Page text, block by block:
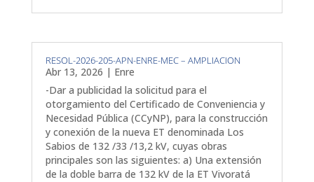
RESOL-2026-205-APN-ENRE-MEC – AMPLIACION
Abr 13, 2026 | Enre
-Dar a publicidad la solicitud para el
otorgamiento del Certificado de Conveniencia y
Necesidad Pública (CCyNP), para la construcción
y conexión de la nueva ET denominada Los
Sabios de 132 /33 /13,2 kV, cuyas obras
principales son las siguientes: a) Una extensión
de la doble barra de 132 kV de la ET Vivoratá